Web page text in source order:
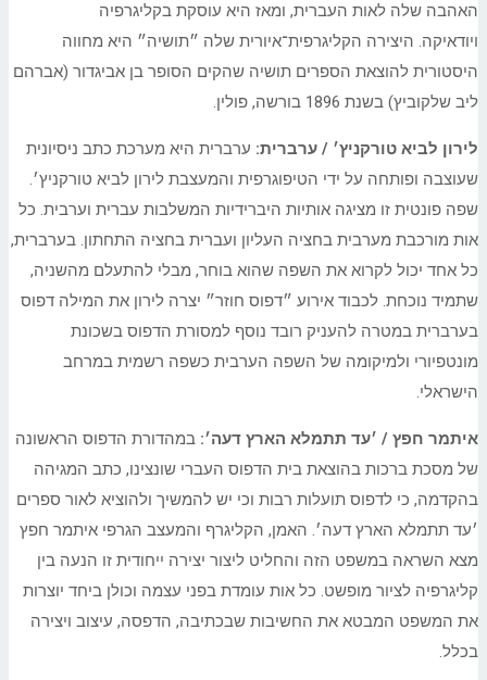
האהבה שלה לאות העברית, ומאז היא עוסקת בקליגרפיה
ויודאיקה. היצירה הקליגרפית־איורית שלה ״תושיה״ היא מחווה
היסטורית להוצאת הספרים תושיה שהקים הסופר בן אביגדור (אברהם
ליב שלקוביץ) בשנת 1896 בורשה, פולין.
לירון לביא טורקניץ׳ / ערברית: ערברית היא מערכת כתב ניסיונית
שעוצבה ופותחה על ידי הטיפוגרפית והמעצבת לירון לביא טורקניץ׳.
שפה פונטית זו מציגה אותיות היברידיות המשלבות עברית וערבית. כל
אות מורכבת מערבית בחציה העליון ועברית בחציה התחתון. בערברית,
כל אחד יכול לקרוא את השפה שהוא בוחר, מבלי להתעלם מהשניה,
שתמיד נוכחת. לכבוד אירוע ״דפוס חוזר״ יצרה לירון את המילה דפוס
בערברית במטרה להעניק רובד נוסף למסורת הדפוס בשכונת
מונטפיורי ולמיקומה של השפה הערבית כשפה רשמית במרחב
הישראלי.
איתמר חפץ / ׳עד תתמלא הארץ דעה׳: במהדורת הדפוס הראשונה
של מסכת ברכות בהוצאת בית הדפוס העברי שונצינו, כתב המגיהה
בהקדמה, כי לדפוס תועלות רבות וכי יש להמשיך ולהוציא לאור ספרים
׳עד תתמלא הארץ דעה׳. האמן, הקליגרף והמעצב הגרפי איתמר חפץ
מצא השראה במשפט הזה והחליט ליצור יצירה ייחודית זו הנעה בין
קליגרפיה לציור מופשט. כל אות עומדת בפני עצמה וכולן ביחד יוצרות
את המשפט המבטא את החשיבות שבכתיבה, הדפסה, עיצוב ויצירה
בכלל.